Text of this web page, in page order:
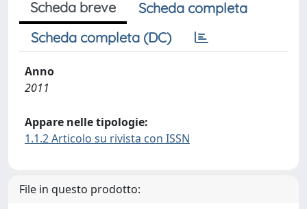
Scheda breve
Scheda completa
Scheda completa (DC)
Anno
2011
Appare nelle tipologie:
1.1.2 Articolo su rivista con ISSN
File in questo prodotto: